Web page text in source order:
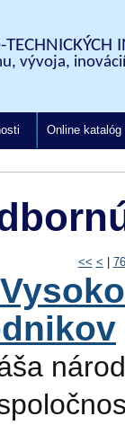
vývoja,
Online katalóg
<< < 76